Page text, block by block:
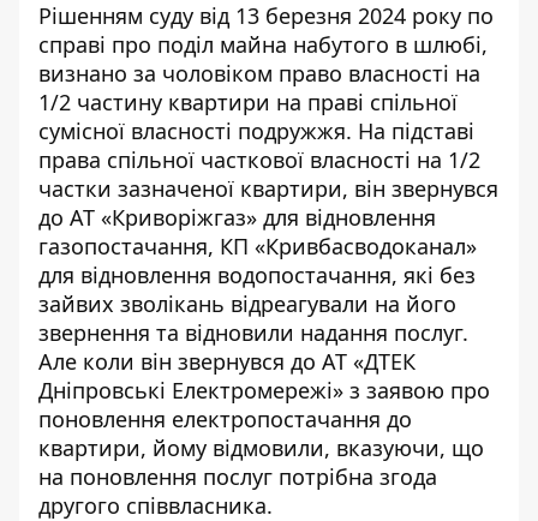
Рішенням суду від 13 березня 2024 року по
справі про поділ майна набутого в шлюбі,
визнано за чоловіком право власності на
1/2 частину квартири на праві спільної
сумісної власності подружжя. На підставі
права спільної часткової власності на 1/2
частки зазначеної квартири, він звернувся
до АТ «Криворіжгаз» для відновлення
газопостачання, КП «Кривбасводоканал»
для відновлення водопостачання, які без
зайвих зволікань відреагували на його
звернення та відновили надання послуг.
Але коли він звернувся до АТ «ДТЕК
Дніпровські Електромережі» з заявою про
поновлення електропостачання до
квартири, йому відмовили, вказуючи, що
на поновлення послуг потрібна згода
другого співвласника.